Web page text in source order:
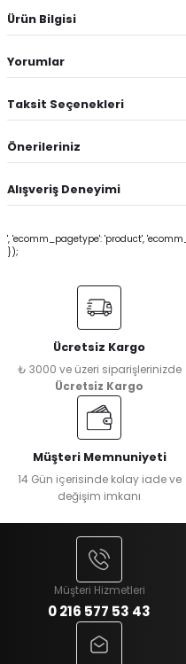
Ürün Bilgisi
Yorumlar
Taksit Seçenekleri
Önerileriniz
Alışveriş Deneyimi
', 'ecomm_pagetype': 'product',
});
Ücretsiz Kargo
₺ 3000 ve üzeri siparişlerinizde
Ücretsiz Kargo
Müşteri Memnuniyeti
14 Gün içerisinde kolay iade ve
değişim imkanı
Müşteri Hizmetleri
0 216 577 53 43